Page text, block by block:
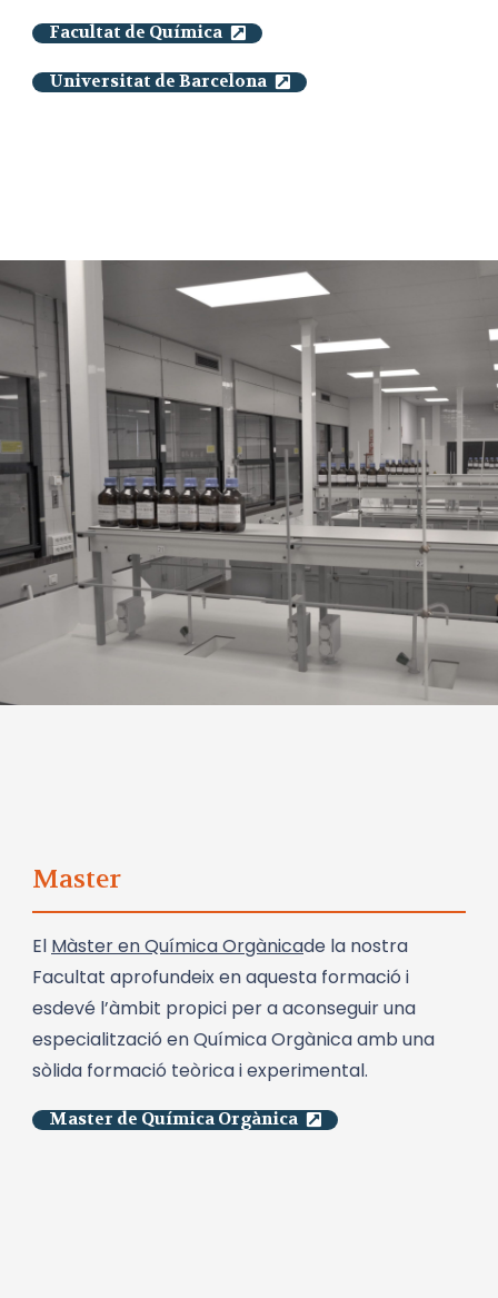
Facultat de Química
Universitat de Barcelona
Master
El Màster en Química Orgànicade la nostra
Facultat aprofundeix en aquesta formació i
esdevé l’àmbit propici per a aconseguir una
especialització en Química Orgànica amb una
sòlida formació teòrica i experimental.
Master de Química Orgànica